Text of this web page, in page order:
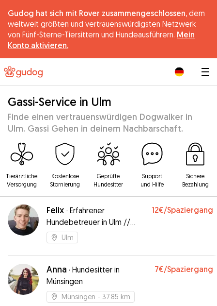
Gudog hat sich mit Rover zusammengeschlossen, dem
weltweit größten und vertrauenswürdigsten Netzwerk
von Fünf-Sterne-Tiersittern und Hundeausführern. Mein
Konto aktivieren.
Gassi-Service in Ulm
Finde einen vertrauenswürdigen Dogwalker in
Ulm. Gassi Gehen in deinem Nachbarschaft.
Tierärztliche
Versorgung
Kostenlose
Stornierung
Geprüfte
Hundesitter
Support
und Hilfe
Sichere
Bezahlung
Felix · Erfahrener
Hundebetreuer in Ulm //
Experienced Dogsitter in Ulm
12€/Spaziergang
Ulm
Anna · Hundesitter in
Münsingen
7€/Spaziergang
Münsingen - 37.85 km